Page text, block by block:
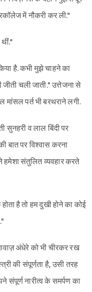
में नौकरी कर ली."
है. कभी मुझे चाहने का
चली जाती." उत्तेजना से
मांसल पर्त भी बरथराने लगी.
सुनहरी व लाल बिंदी पर
बात पर विश्वास करना
हमेशा संतुलित व्यवहार करते
है तो हम दुखी होने का कोई
अंधेरे को भी चीरकर रख
की संपूर्णता है, उसी तरह
संपूर्ण नारीत्व के समर्पण का